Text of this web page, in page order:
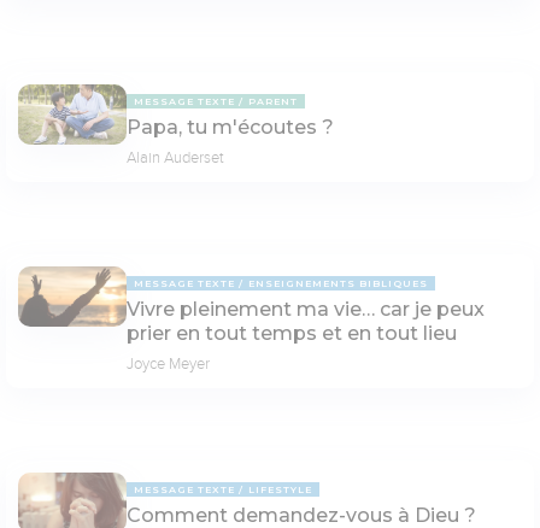
MESSAGE TEXTE PARENT
Papa, tu m'écoutes ?
Alain Auderset
MESSAGE TEXTE ENSEIGNEMENTS BIBLIQUES
Vivre pleinement ma vie… car je peux
prier en tout temps et en tout lieu
Joyce Meyer
MESSAGE TEXTE LIFESTYLE
Comment demandez-vous à Dieu ?